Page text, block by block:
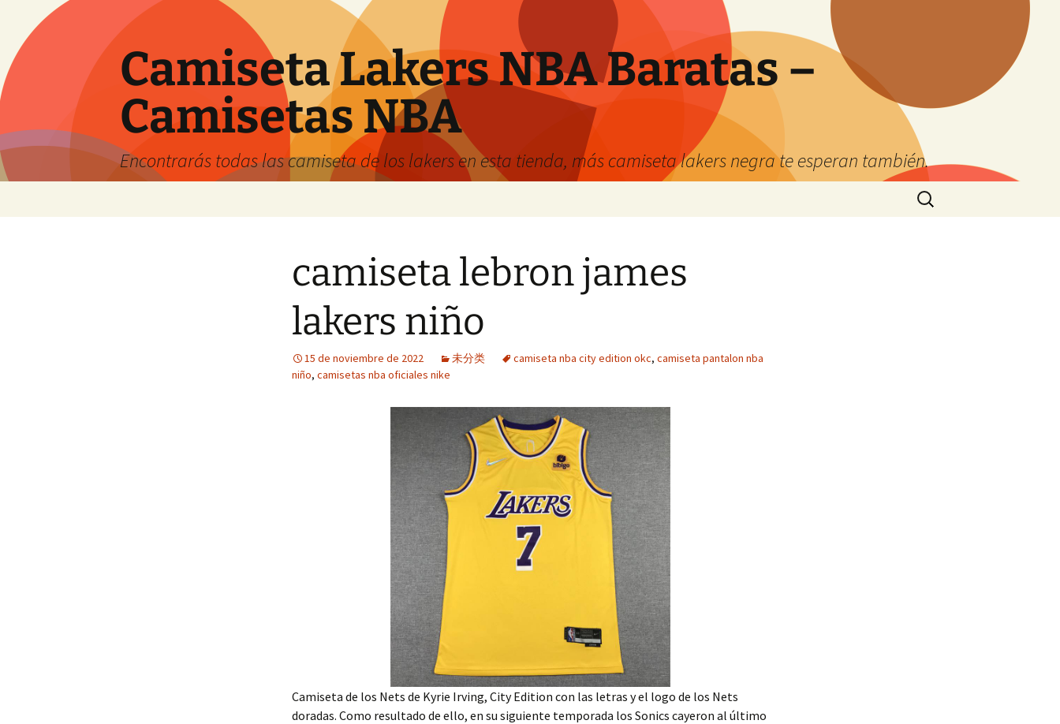
Camiseta Lakers NBA Baratas –
Camisetas NBA
Encontrarás todas las camiseta de los lakers en esta tienda, más camiseta lakers negra te esperan también.
Buscar:
camiseta lebron james
lakers niño
15 de noviembre de 2022 未分类 camiseta nba city edition okc, camiseta pantalon nba
niño, camisetas nba oficiales nike
Camiseta de los Nets de Kyrie Irving, City Edition con las letras y el logo de los Nets
doradas. Como resultado de ello, en su siguiente temporada los Sonics cayeron al último